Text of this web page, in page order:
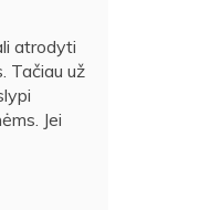
atrodyti
Tačiau už
Jei